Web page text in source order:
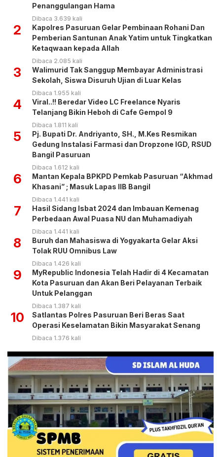
Penanggulangan Hama
Dibaca 3.639 kali
2
Kapolres Pasuruan Gelar Pembinaan Rohani Dan
Pemberian Santunan Anak Yatim untuk Tingkatkan
Ketaqwaan kepada Allah
Dibaca 2.085 kali
3
Walimurid Tak Sanggup Membayar Administrasi
Sekolah, Siswa Disuruh Ujian di Luar Kelas
Dibaca 1.955 kali
4
Viral..!! Beredar Video LC Freelance Nyaris
Telanjang Bikin Heboh di Cafe Gempol 9
Dibaca 1.811 kali
5
Pj. Bupati Dr. Andriyanto, SH., M.Kes Resmikan
Gedung Instalasi Farmasi dan Dropzone IGD, RSUD
Bangil Pasuruan
Dibaca 1.612 kali
6
Mantan Kepala BPKPD Pemkab Pasuruan “Akhmad
Khasani” ; Masuk Lapas IIB Bangil
Dibaca 1.441 kali
7
Hasil Sidang Isbat 2024 dan Imbauan Kemenag
Perbedaan Awal Puasa NU dan Muhamadiyah
Dibaca 1.441 kali
8
Buruh dan Mahasiswa di Yogyakarta Gelar Aksi
Tolak RUU Omnibus Law
Dibaca 1.426 kali
9
MyRepublic Indonesia Telah Hadir di 4 Kecamatan
Kota Pasuruan dan Akan Beri Pelayanan Terbaik
Untuk Pelanggan
Dibaca 1.387 kali
10
Satlantas Polres Pasuruan Beri Beras Saat
Operasi Keselamatan Bikin Masyarakat Senang
Dibaca 1.376 kali